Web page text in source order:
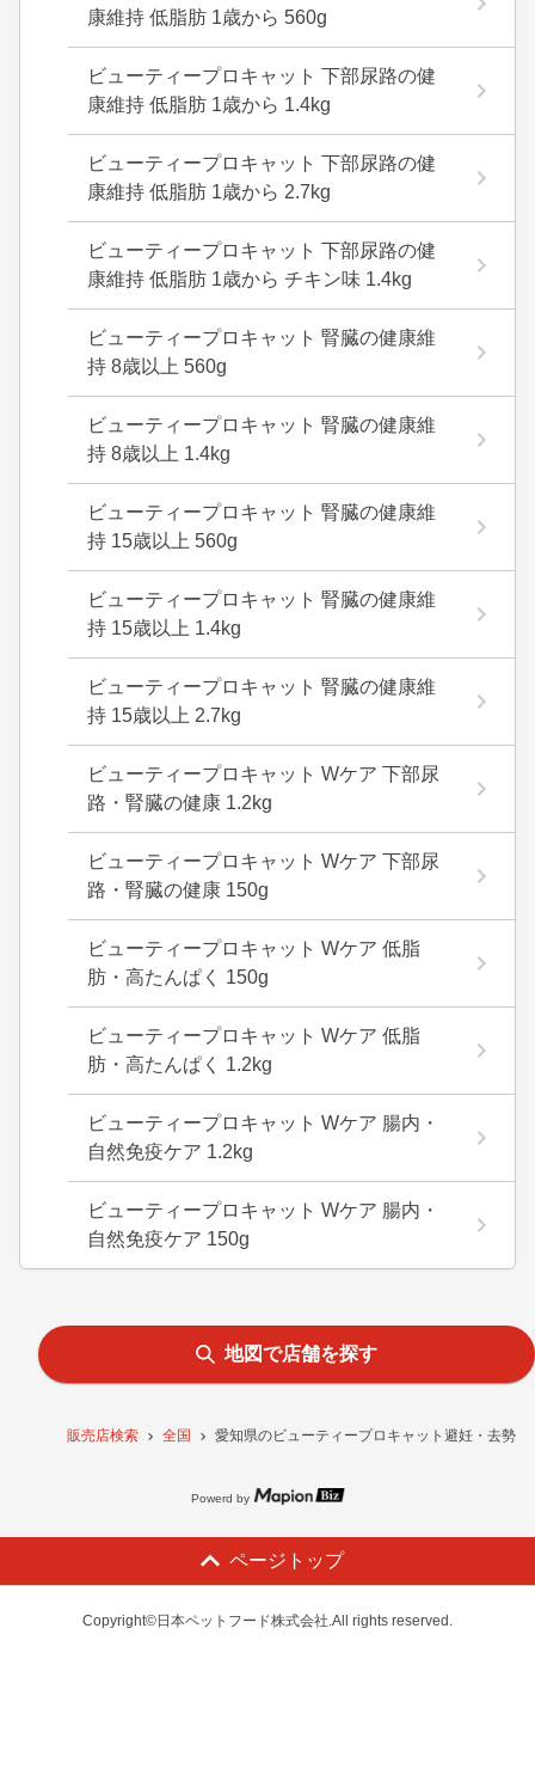
販売店検索 全国 愛知県のビューティープロキャット避妊・去勢
康維持 低脂肪 1歳から 560g
ビューティープロキャット 下部尿路の健
康維持 低脂肪 1歳から 1.4kg
ビューティープロキャット 下部尿路の健
康維持 低脂肪 1歳から 2.7kg
ビューティープロキャット 下部尿路の健
康維持 低脂肪 1歳から チキン味 1.4kg
ビューティープロキャット 腎臓の健康維
持 8歳以上 560g
ビューティープロキャット 腎臓の健康維
持 8歳以上 1.4kg
ビューティープロキャット 腎臓の健康維
持 15歳以上 560g
ビューティープロキャット 腎臓の健康維
持 15歳以上 1.4kg
ビューティープロキャット 腎臓の健康維
持 15歳以上 2.7kg
ビューティープロキャット Wケア 下部尿
路・腎臓の健康 1.2kg
ビューティープロキャット Wケア 下部尿
路・腎臓の健康 150g
ビューティープロキャット Wケア 低脂
肪・高たんぱく 150g
ビューティープロキャット Wケア 低脂
肪・高たんぱく 1.2kg
ビューティープロキャット Wケア 腸内・
自然免疫ケア 1.2kg
ビューティープロキャット Wケア 腸内・
自然免疫ケア 150g
地図で店舗を探す
Powerd by
ページトップ
Copyright©日本ペットフード株式会社.All rights reserved.